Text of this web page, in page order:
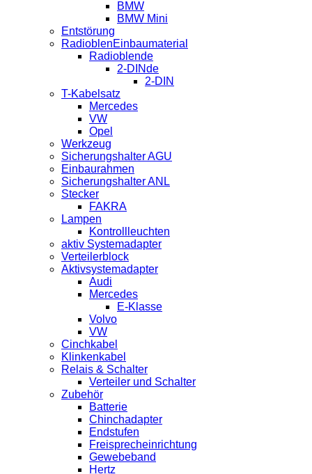
BMW
BMW Mini
Entstörung
RadioblenEinbaumaterial
Radioblende
2-DINde
2-DIN
T-Kabelsatz
Mercedes
VW
Opel
Werkzeug
Sicherungshalter AGU
Einbaurahmen
Sicherungshalter ANL
Stecker
FAKRA
Lampen
Kontrollleuchten
aktiv Systemadapter
Verteilerblock
Aktivsystemadapter
Audi
Mercedes
E-Klasse
Volvo
VW
Cinchkabel
Klinkenkabel
Relais & Schalter
Verteiler und Schalter
Zubehör
Batterie
Chinchadapter
Endstufen
Freisprecheinrichtung
Gewebeband
Hertz